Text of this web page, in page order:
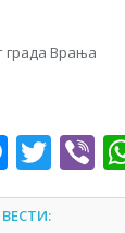
града Врања